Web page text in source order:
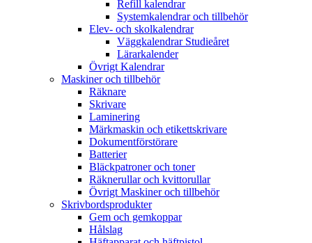
Refill kalendrar
Systemkalendrar och tillbehör
Elev- och skolkalendrar
Väggkalendrar Studieåret
Lärarkalender
Övrigt Kalendrar
Maskiner och tillbehör
Räknare
Skrivare
Laminering
Märkmaskin och etikettskrivare
Dokumentförstörare
Batterier
Bläckpatroner och toner
Räknerullar och kvittorullar
Övrigt Maskiner och tillbehör
Skrivbordsprodukter
Gem och gemkoppar
Hålslag